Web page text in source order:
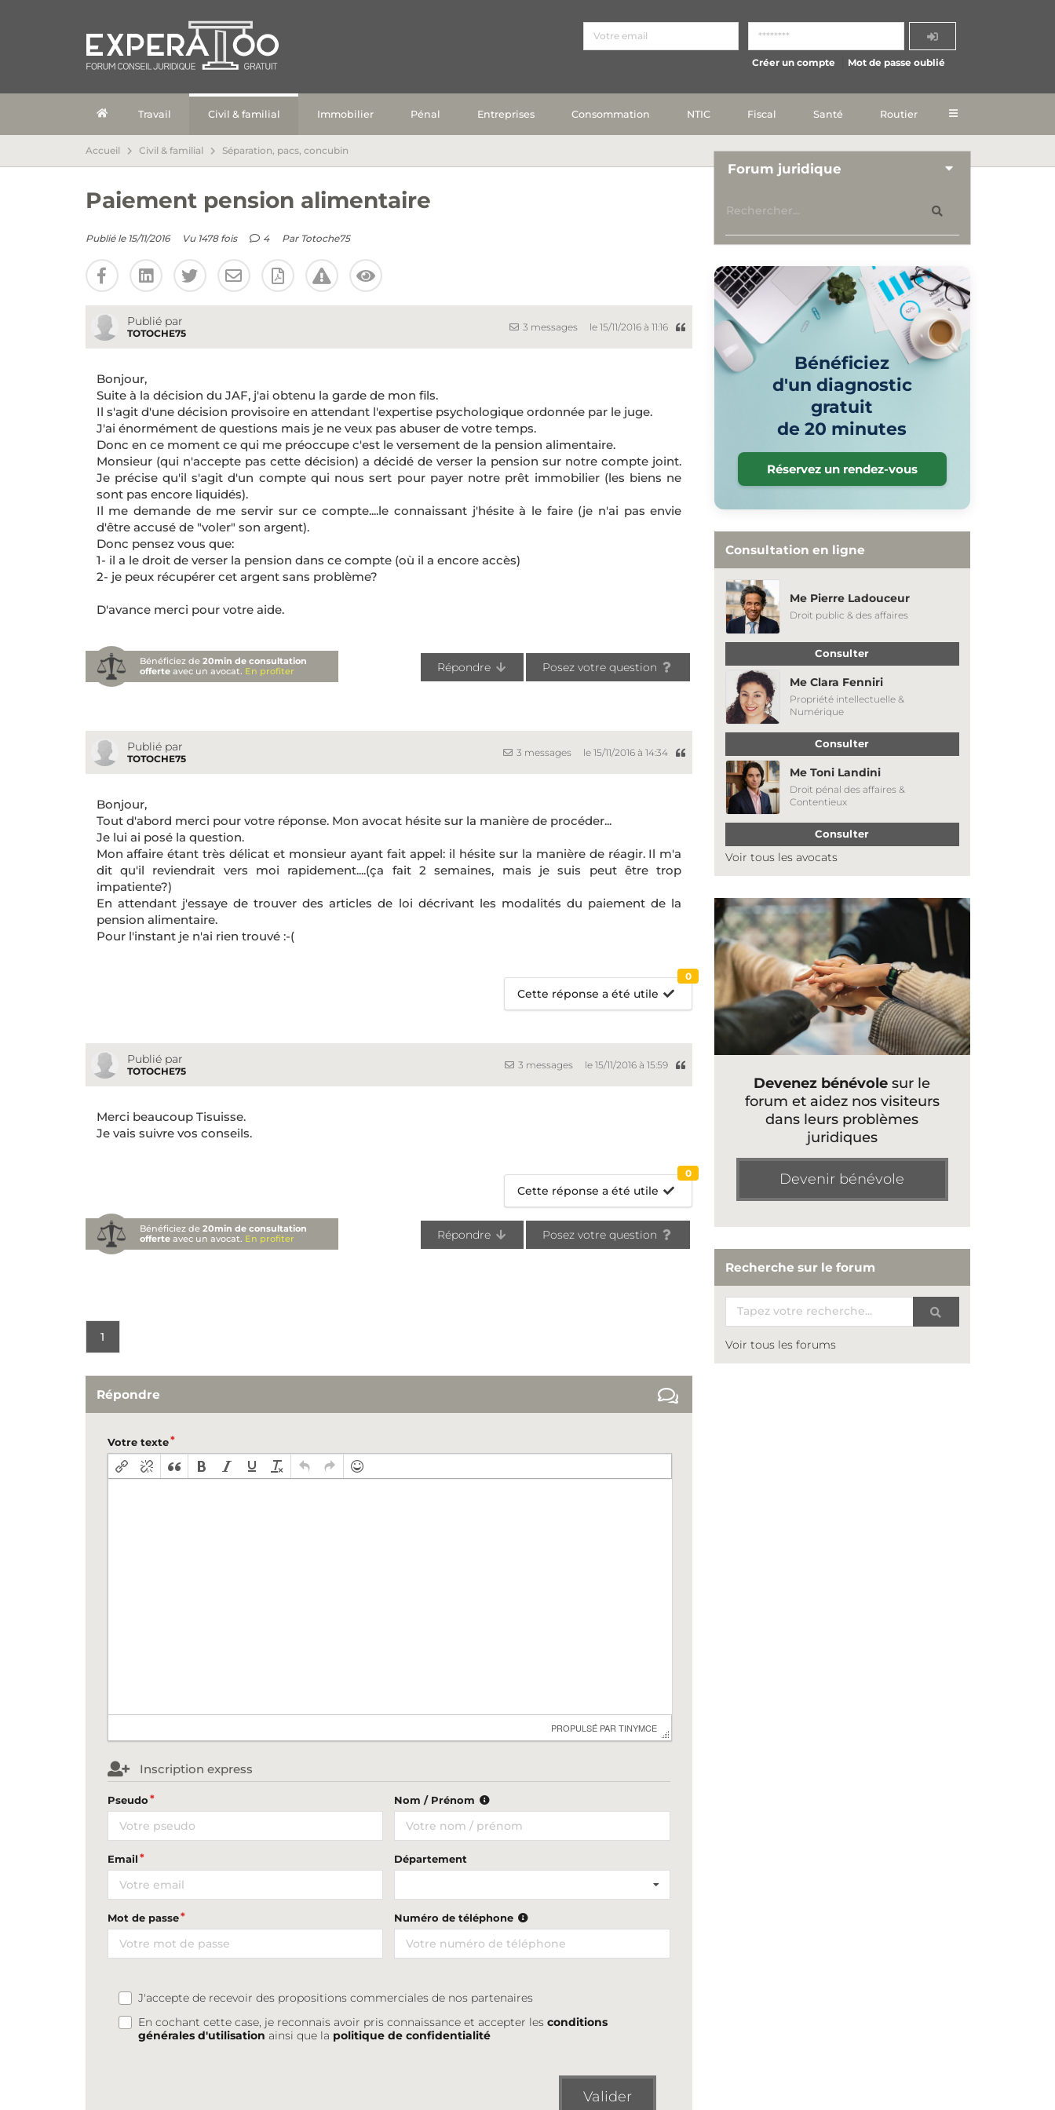
Créer un compte Mot de passe oublié
Travail Civil & familial Immobilier Pénal Entreprises Consommation NTIC Fiscal Santé Routier
Accueil Civil & familial Séparation, pacs, concubin
Paiement pension alimentaire
Publié le 15/11/2016 Vu 1478 fois 4 Par Totoche75
Publié par
TOTOCHE75
3 messages le 15/11/2016 à 11:16
Bonjour,
Suite à la décision du JAF, j'ai obtenu la garde de mon fils.
Il s'agit d'une décision provisoire en attendant l'expertise psychologique ordonnée par le juge.
J'ai énormément de questions mais je ne veux pas abuser de votre temps.
Donc en ce moment ce qui me préoccupe c'est le versement de la pension alimentaire.
Monsieur (qui n'accepte pas cette décision) a décidé de verser la pension sur notre compte joint.
Je précise qu'il s'agit d'un compte qui nous sert pour payer notre prêt immobilier (les biens ne
sont pas encore liquidés).
Il me demande de me servir sur ce compte....le connaissant j'hésite à le faire (je n'ai pas envie
d'être accusé de "voler" son argent).
Donc pensez vous que:
1- il a le droit de verser la pension dans ce compte (où il a encore accès)
2- je peux récupérer cet argent sans problème?
D'avance merci pour votre aide.
Bénéficiez de20min de consultation
offerte avec un avocat. En profiter Répondre Posez votre question
Publié par
TOTOCHE75
3 messages le 15/11/2016 à 14:34
Bonjour,
Tout d'abord merci pour votre réponse. Mon avocat hésite sur la manière de procéder...
Je lui ai posé la question.
Mon affaire étant très délicat et monsieur ayant fait appel: il hésite sur la manière de réagir. Il m'a
dit qu'il reviendrait vers moi rapidement....(ça fait 2 semaines, mais je suis peut être trop
impatiente?)
En attendant j'essaye de trouver des articles de loi décrivant les modalités du paiement de la
pension alimentaire.
Pour l'instant je n'ai rien trouvé :-(
Cette réponse a été utile
0
Publié par
TOTOCHE75
3 messages le 15/11/2016 à 15:59
Merci beaucoup Tisuisse.
Je vais suivre vos conseils.
Cette réponse a été utile
0
Bénéficiez de20min de consultation
offerte avec un avocat. En profiter Répondre Posez votre question
1
Répondre
Votre texte
PROPULSÉ PAR TINYMCE
Inscription express
Pseudo Nom / Prénom
Email Département
Mot de passe Numéro de téléphone
J'accepte de recevoir des propositions commerciales de nos partenaires
En cochant cette case, je reconnais avoir pris connaissance et accepter lesconditions
générales d'utilisation ainsi que la politique de confidentialité
Valider
Forum juridique
Bénéficiez
d'un diagnostic
gratuit
de 20 minutes
Réservez un rendez-vous
Consultation en ligne
Me Pierre Ladouceur
Droit public & des affaires
Consulter
Me Clara Fenniri
Propriété intellectuelle &
Numérique
Consulter
Me Toni Landini
Droit pénal des affaires &
Contentieux
Consulter
Voir tous les avocats
Devenez bénévole sur le
forum et aidez nos visiteurs
dans leurs problèmes
juridiques
Devenir bénévole
Recherche sur le forum
Voir tous les forums